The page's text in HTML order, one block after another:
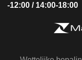
-12:00 / 14:00-18:00